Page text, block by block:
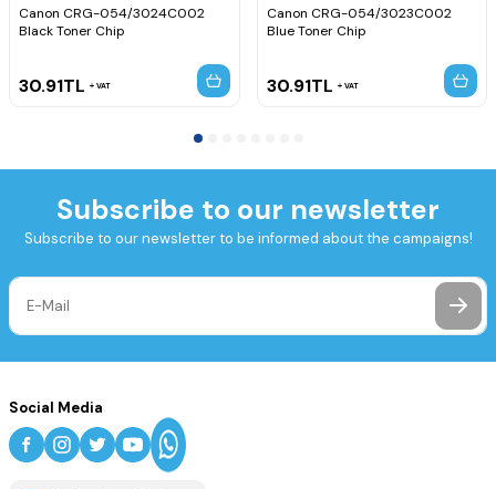
Canon CRG-054/3024C002
Black Toner Chip
30.91TL VAT
Canon CRG-054/3023C002
Blue Toner Chip
30.91TL VAT
Subscribe to our newsletter
Subscribe to our newsletter to be informed about the campaigns!
Social Media